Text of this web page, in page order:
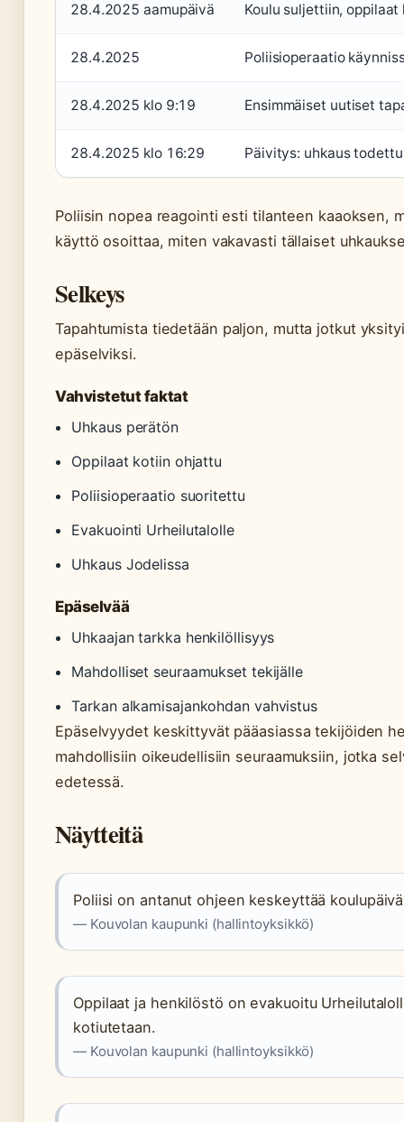
28.4.2025 aamupäivä Koulu suljettiin, oppilaat
28.4.2025 Poliisioperaatio
28.4.2025 klo 9:19 Ensimmäiset uutiset
28.4.2025 klo 16:29 Päivitys: uhkaus
Poliisin nopea reagointi esti tilanteen kaaoksen,
käyttö osoittaa, miten vakavasti tällaiset
Selkeys
Tapahtumista tiedetään paljon, mutta jotkut
epäselviksi.
Vahvistetut faktat
Uhkaus perätön
Oppilaat kotiin ohjattu
Poliisioperaatio suoritettu
Evakuointi Urheilutalolle
Uhkaus Jodelissa
Epäselvää
Uhkaajan tarkka henkilöllisyys
Mahdolliset seuraamukset tekijälle
Tarkan alkamisajankohdan vahvistus
Epäselvyydet keskittyvät pääasiassa tekijöiden
mahdollisiin oikeudellisiin seuraamuksiin, jotka
edetessä.
Näytteitä
Poliisi on antanut ohjeen keskeyttää
— Kouvolan kaupunki (hallintoyksikkö)
Oppilaat ja henkilöstö on evakuoitu
kotiutetaan.
— Kouvolan kaupunki (hallintoyksikkö)